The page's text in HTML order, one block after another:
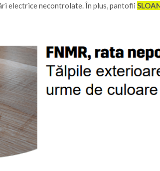
electrice necontrolate. În plus, pantofii